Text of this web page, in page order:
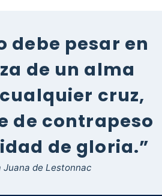
debe pesar en
de un alma
cruz,
de contrapeso
de gloria.”
de Lestonnac